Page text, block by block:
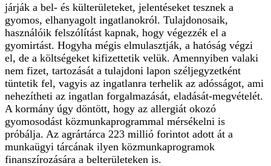
járják a bel- és külterületeket, jelentéseket tesznek a
gyomos, elhanyagolt ingatlanokról. Tulajdonosaik,
használóik felszólítást kapnak, hogy végezzék el a
gyomirtást. Hogyha mégis elmulasztják, a hatóság végzi
el, de a költségeket kifizettetik velük. Amennyiben valaki
nem fizet, tartozását a tulajdoni lapon széljegyzetként
tüntetik fel, vagyis az ingatlanra terhelik az adósságot, ami
nehezítheti az ingatlan forgalmazását, eladását-megvételét.
A kormány úgy döntött, hogy az allergiát okozó
gyomosodást közmunkaprogrammal mérsékelni is
próbálja. Az agrártárca 223 millió forintot adott át a
munkaügyi tárcának ilyen közmunkaprogramok
finanszírozására a belterületeken is.